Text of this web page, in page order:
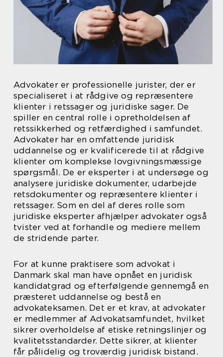
Advokater er professionelle jurister, der er
specialiseret i at rådgive og repræsentere
klienter i retssager og juridiske sager. De
spiller en central rolle i opretholdelsen af
retssikkerhed og retfærdighed i samfundet.
Advokater har en omfattende juridisk
uddannelse og er kvalificerede til at rådgive
klienter om komplekse lovgivningsmæssige
spørgsmål. De er eksperter i at undersøge og
analysere juridiske dokumenter, udarbejde
retsdokumenter og repræsentere klienter i
retssager. Som en del af deres rolle som
juridiske eksperter afhjælper advokater også
tvister ved at forhandle og mediere mellem
de stridende parter.
For at kunne praktisere som advokat i
Danmark skal man have opnået en juridisk
kandidatgrad og efterfølgende gennemgå en
præsteret uddannelse og bestå en
advokateksamen. Det er et krav, at advokater
er medlemmer af Advokatsamfundet, hvilket
sikrer overholdelse af etiske retningslinjer og
kvalitetsstandarder. Dette sikrer, at klienter
får pålidelig og troværdig juridisk bistand.